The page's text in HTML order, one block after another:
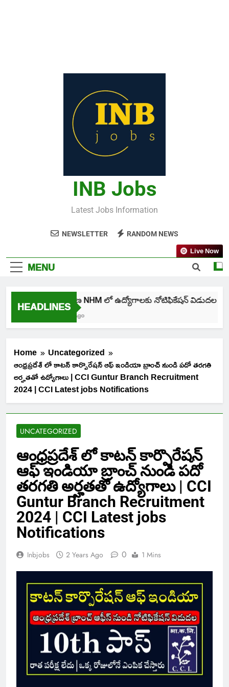
INB Jobs
Latest Jobs Information
NEWSLETTER RANDOM NEWS
MENU
Live Now
HEADLINESతెలంగాణ NHM లో ఉద్యోగాలకు నోటిఫికేషన్ విడుదల
Home
Uncategorized
ఆంధ్రప్రదేశ్ లో కాటన్ కార్పొరేషన్ ఆఫ్ ఇండియా బ్రాంచ్ నుండి పదో తరగతి
అర్హతతో ఉద్యోగాలు | CCI Guntur Branch Recruitment
2024 | CCI Latest jobs Notifications
UNCATEGORIZED
ఆంధ్రప్రదేశ్ లో కాటన్ కార్పొరేషన్
ఆఫ్ ఇండియా బ్రాంచ్ నుండి పదో
తరగతి అర్హతతో ఉద్యోగాలు | CCI
Guntur Branch Recruitment
2024 | CCI Latest jobs
Notifications
Inbjobs 2 Years Ago 0 1 Mins